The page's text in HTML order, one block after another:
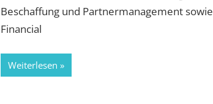
Beschaffung und Partnermanagement sowie
Financial
Weiterlesen